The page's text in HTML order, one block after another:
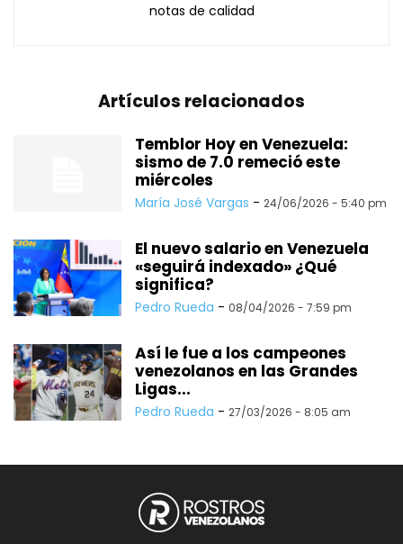
notas de calidad
Artículos relacionados
Temblor Hoy en Venezuela:
sismo de 7.0 remeció este
miércoles
María José Vargas - 24/06/2026 - 5:40 pm
El nuevo salario en Venezuela
«seguirá indexado» ¿Qué
significa?
Pedro Rueda - 08/04/2026 - 7:59 pm
Así le fue a los campeones
venezolanos en las Grandes
Ligas...
Pedro Rueda - 27/03/2026 - 8:05 am